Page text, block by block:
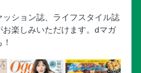
ション誌、ライフスタイル誌
楽しみいただけます。dマガ